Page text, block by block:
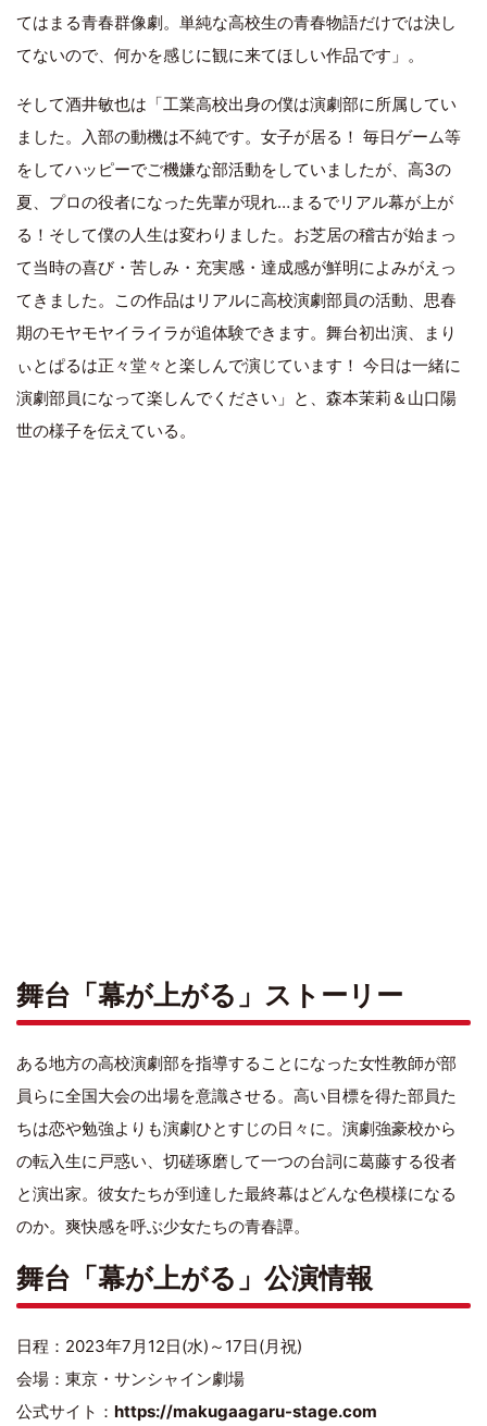
てはまる青春群像劇。単純な高校生の青春物語だけでは決し
てないので、何かを感じに観に来てほしい作品です」。
そして酒井敏也は「工業高校出身の僕は演劇部に所属してい
ました。入部の動機は不純です。女子が居る！ 毎日ゲーム等
をしてハッピーでご機嫌な部活動をしていましたが、高3の
夏、プロの役者になった先輩が現れ…まるでリアル幕が上が
る！そして僕の人生は変わりました。お芝居の稽古が始まっ
て当時の喜び・苦しみ・充実感・達成感が鮮明によみがえっ
てきました。この作品はリアルに高校演劇部員の活動、思春
期のモヤモヤイライラが追体験できます。舞台初出演、まり
ぃとぱるは正々堂々と楽しんで演じています！ 今日は一緒に
演劇部員になって楽しんでください」と、森本茉莉＆山口陽
世の様子を伝えている。
舞台「幕が上がる」ストーリー
ある地方の高校演劇部を指導することになった女性教師が部
員らに全国大会の出場を意識させる。高い目標を得た部員た
ちは恋や勉強よりも演劇ひとすじの日々に。演劇強豪校から
の転入生に戸惑い、切磋琢磨して一つの台詞に葛藤する役者
と演出家。彼女たちが到達した最終幕はどんな色模様になる
のか。爽快感を呼ぶ少女たちの青春譚。
舞台「幕が上がる」公演情報
日程：2023年7月12日(水)～17日(月祝)
会場：東京・サンシャイン劇場
公式サイト： https://makugaagaru-stage.com